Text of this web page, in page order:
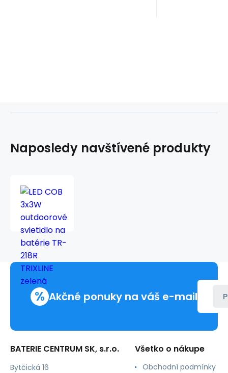
Naposledy navštívené produkty
3x3W
outdoorové
svietidlo
na
TR-
zelená
% Akčné ponuky na váš e-mail
BATERIE CENTRUM SK, s.r.o.
Bytčická 16
Všetko o nákupe
Obchodní podmínky